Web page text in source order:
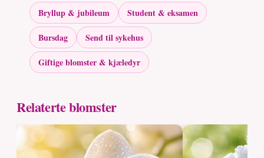
Bryllup & jubileum
Student & eksamen
Bursdag
Send til sykehus
Giftige blomster & kjæledyr
Relaterte blomster